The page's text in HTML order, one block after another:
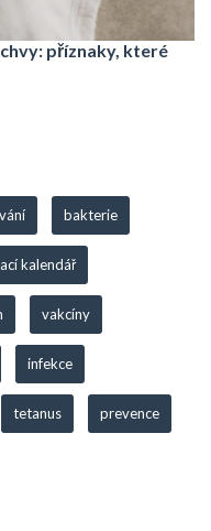
příznaky, které
bakterie
kalendář
vakcíny
infekce
tetanus prevence